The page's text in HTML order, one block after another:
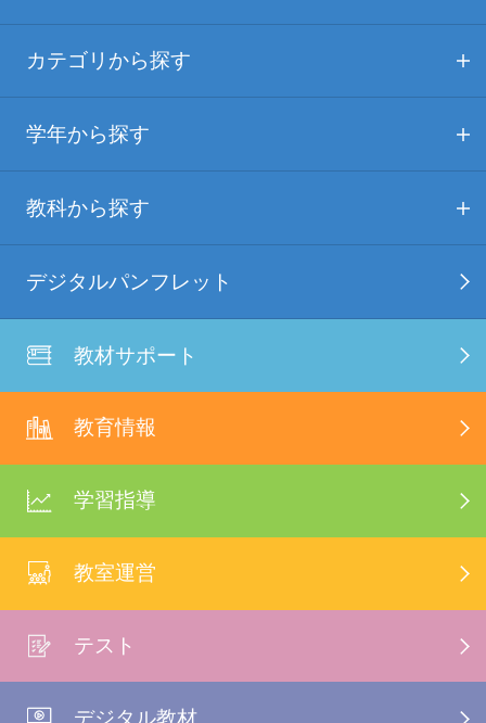
カテゴリから探す
学年から探す
教科から探す
デジタルパンフレット
教材サポート
教育情報
学習指導
教室運営
テスト
デジタル教材